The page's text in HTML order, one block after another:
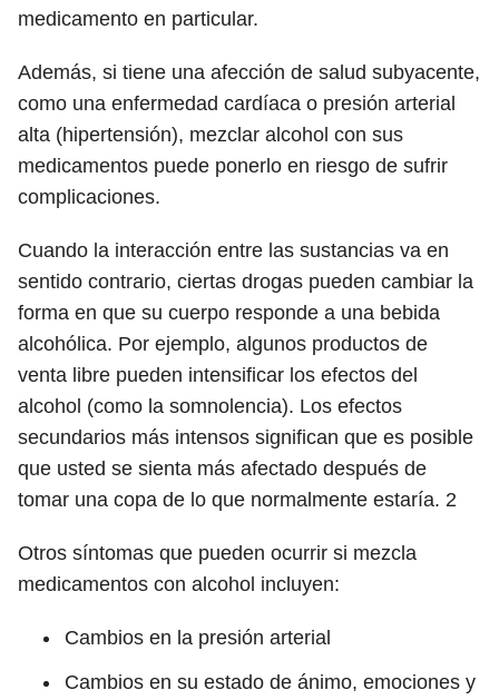
medicamento en particular.
Además, si tiene una afección de salud subyacente,
como una enfermedad cardíaca o presión arterial
alta (hipertensión), mezclar alcohol con sus
medicamentos puede ponerlo en riesgo de sufrir
complicaciones.
Cuando la interacción entre las sustancias va en
sentido contrario, ciertas drogas pueden cambiar la
forma en que su cuerpo responde a una bebida
alcohólica. Por ejemplo, algunos productos de
venta libre pueden intensificar los efectos del
alcohol (como la somnolencia). Los efectos
secundarios más intensos significan que es posible
que usted se sienta más afectado después de
tomar una copa de lo que normalmente estaría. 2
Otros síntomas que pueden ocurrir si mezcla
medicamentos con alcohol incluyen:
Cambios en la presión arterial
Cambios en su estado de ánimo, emociones y